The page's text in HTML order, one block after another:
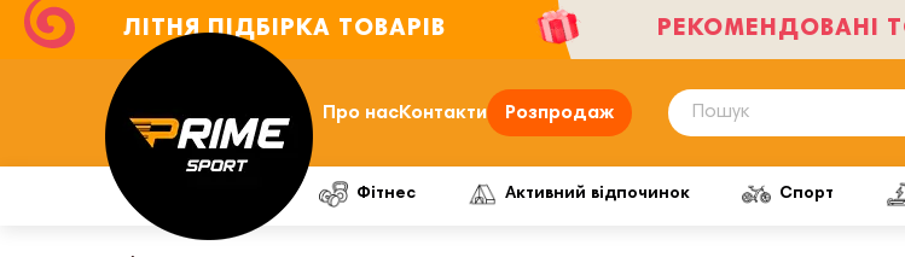
ЛІТНЯ ПІДБІРКА ТОВАРІВ РЕКОМЕНДОВАНІ
Про насКонтакти Розпродаж
Фітнес Активний відпочинок Спорт